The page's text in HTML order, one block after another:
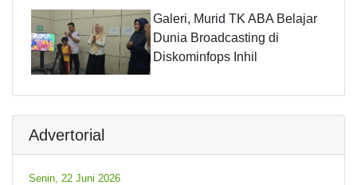
Galeri, Murid TK ABA Belajar
Dunia Broadcasting di
Diskominfops Inhil
Advertorial
Senin, 22 Juni 2026